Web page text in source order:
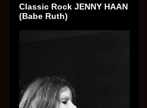
Classic Rock JENNY HAAN
(Babe Ruth)